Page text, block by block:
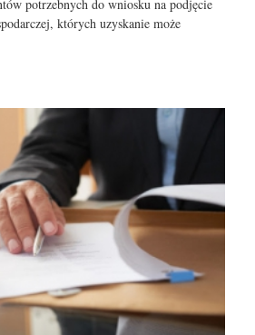
potrzebnych do wniosku na podjęcie
których uzyskanie może